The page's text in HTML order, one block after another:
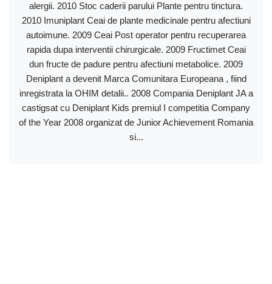
alergii. 2010 Stoc caderii parului Plante pentru tinctura.
2010 Imuniplant Ceai de plante medicinale pentru afectiuni
autoimune. 2009 Ceai Post operator pentru recuperarea
rapida dupa interventii chirurgicale. 2009 Fructimet Ceai
dun fructe de padure pentru afectiuni metabolice. 2009
Deniplant a devenit Marca Comunitara Europeana , fiind
inregistrata la OHIM detalii.. 2008 Compania Deniplant JA a
castigsat cu Deniplant Kids premiul I competitia Company
of the Year 2008 organizat de Junior Achievement Romania
si...